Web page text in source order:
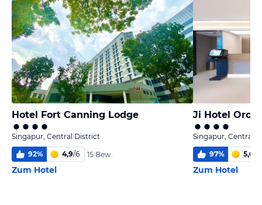
Hotel Fort Canning Lodge
Singapur, Central District
92% 4,9/6 15 Bew.
Zum Hotel
Ji Hotel
Singapur, Central
97% 5,6
Zum Hotel